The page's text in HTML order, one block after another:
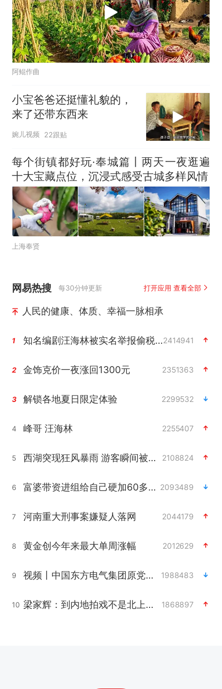
阿鲲作曲
小宝爸爸还挺懂礼貌的，
来了还带东西来
婉儿视频 22跟贴
每个街镇都好玩·奉城篇丨两天一夜逛遍
十大宝藏点位，沉浸式感受古城多样风情
上海奉贤
网易热搜 每30分钟更新 打开应用 查看全部
人民的健康、体质、幸福一脉相承
1 知名编剧汪海林被实名举报偷税漏税2414941
2 金饰克价一夜涨回1300元 2351363
3 解锁各地夏日限定体验 2299532
4 峰哥 汪海林 2255407
5 西湖突现狂风暴雨 游客瞬间被浇透 2108824
6 富婆带资进组给自己硬加60多场吻戏 2093489
7 河南重大刑事案嫌疑人落网 2044179
8 黄金创今年来最大单周涨幅 2012629
9 视频丨中国东方电气集团原党组副书记、董事宋致远被查 1988483
10 梁家辉：到内地拍戏不是北上是回归 1868897